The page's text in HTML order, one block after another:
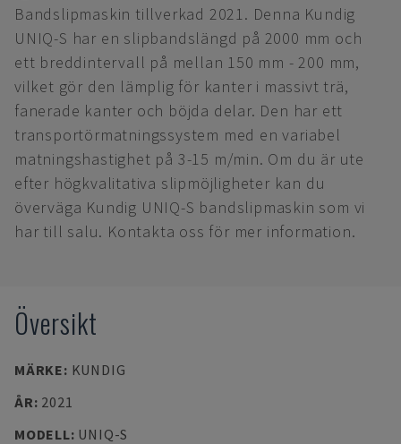
Bandslipmaskin tillverkad 2021. Denna Kundig
UNIQ-S har en slipbandslängd på 2000 mm och
ett breddintervall på mellan 150 mm - 200 mm,
vilket gör den lämplig för kanter i massivt trä,
fanerade kanter och böjda delar. Den har ett
transportörmatningssystem med en variabel
matningshastighet på 3-15 m/min. Om du är ute
efter högkvalitativa slipmöjligheter kan du
överväga Kundig UNIQ-S bandslipmaskin som vi
har till salu. Kontakta oss för mer information.
Översikt
MÄRKE: KUNDIG
ÅR: 2021
MODELL: UNIQ-S